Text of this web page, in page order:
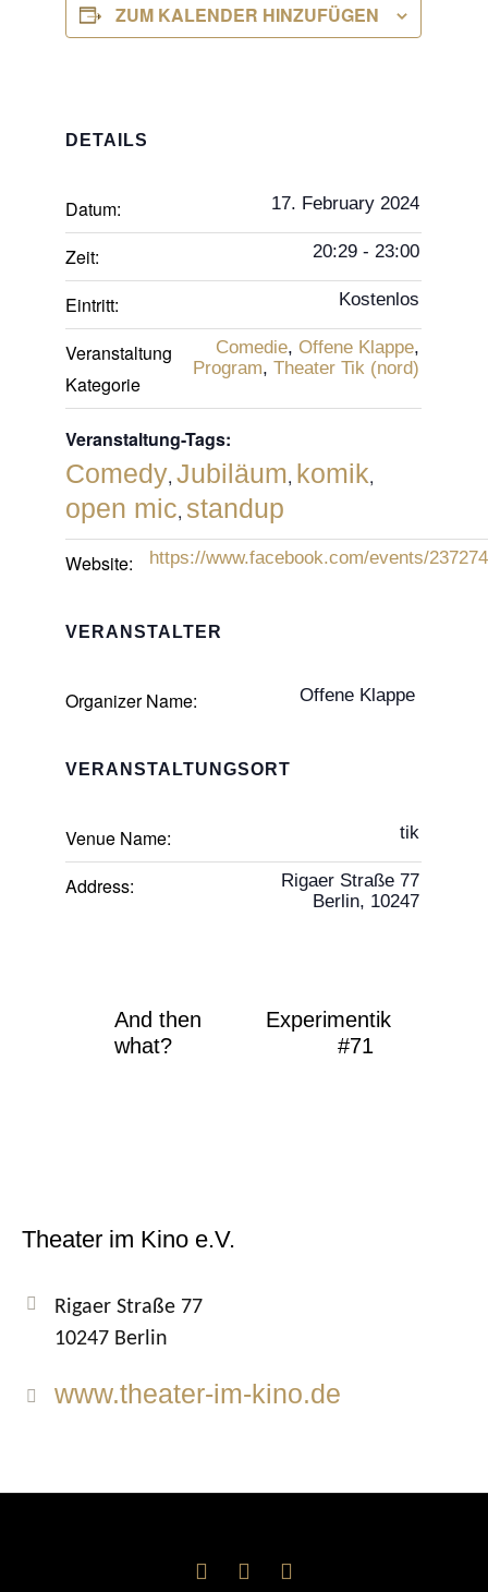
ZUM KALENDER HINZUFÜGEN
DETAILS
Datum: 17. February 2024
Zeit: 20:29 - 23:00
Eintritt: Kostenlos
Veranstaltung
Kategorie
Comedie,Offene Klappe,
Program,Theater Tik (nord)
Veranstaltung-Tags:
Comedy,Jubiläum, komik,
open mic, standup
Website: https://www.facebook.com/events/
VERANSTALTUNGSORT
Venue Name: tik
Address:
Rigaer Straße 77
Berlin, 10247
VERANSTALTER
Organizer Name: Offene Klappe
And then
what?
Experimentik
#71
Theater im Kino e.V.
Rigaer Straße 77
10247 Berlin
www.theater-im-kino.de